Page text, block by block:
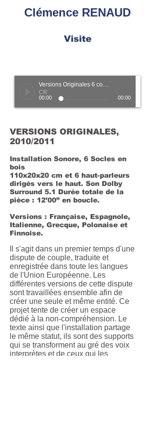
Clémence RENAUD
Visite
Versions Originales 6 couples
CR
00:00 00:00
VERSIONS ORIGINALES,
2010/2011
Installation Sonore, 6 Socles en
bois
110x20x20 cm et 6 haut-parleurs
dirigés vers le haut. Son Dolby
Surround 5.1 Durée totale de la
pièce : 12’00” en boucle.
Versions : Française, Espagnole,
Italienne, Grecque, Polonaise et
Finnoise.
Il s'agit dans un premier temps d'une
dispute de couple, traduite et
enregistrée dans toute les langues
de l'Union Européenne. Les
différentes versions de cette dispute
sont travaillées ensemble afin de
créer une seule et même entité. Ce
projet tente de créer un espace
dédié à la non-compréhension. Le
texte ainsi que l'installation partage
le même statut, ils sont des supports
qui se transforment au gré des voix
interprètes et de ceux qui les